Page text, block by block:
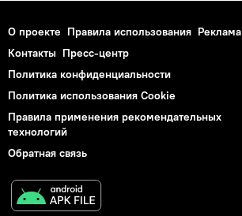
О проекте Правила использования Реклама
Контакты Пресс-центр
Политика конфиденциальности
Политика использования Cookie
Правила применения рекомендательных
технологий
Обратная связь